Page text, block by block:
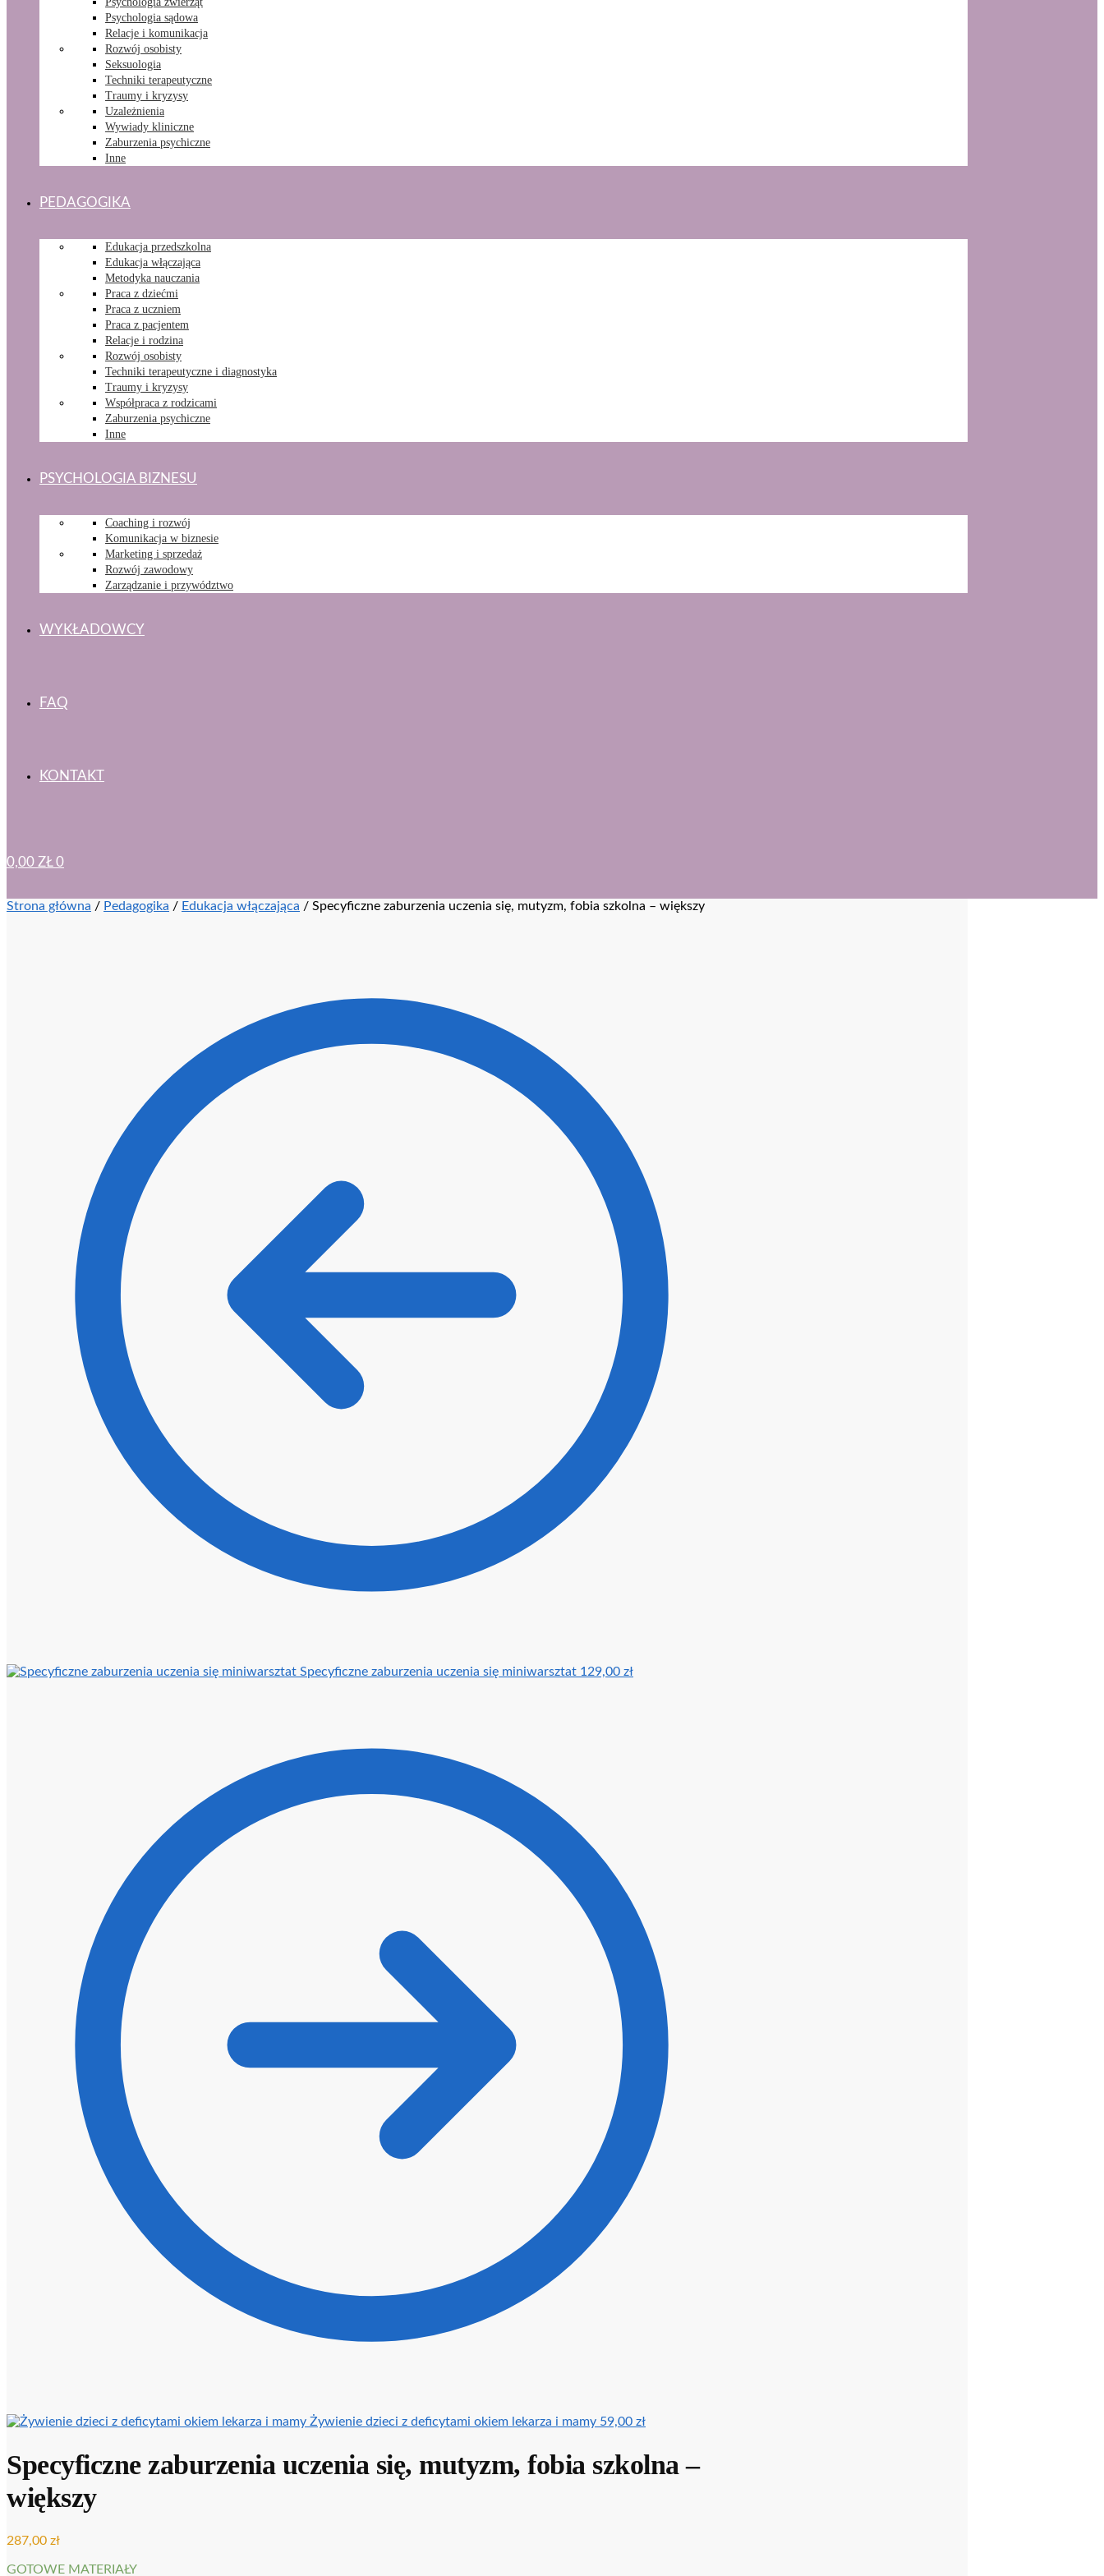
Psychologia sądowa
Relacje i komunikacja
Rozwój osobisty
Seksuologia
Techniki terapeutyczne
Traumy i kryzysy
Uzależnienia
Wywiady kliniczne
Zaburzenia psychiczne
Inne
PEDAGOGIKA
Edukacja przedszkolna
Edukacja włączająca
Metodyka nauczania
Praca z dziećmi
Praca z uczniem
Praca z pacjentem
Relacje i rodzina
Rozwój osobisty
Techniki terapeutyczne i diagnostyka
Traumy i kryzysy
Współpraca z rodzicami
Zaburzenia psychiczne
Inne
PSYCHOLOGIA BIZNESU
Coaching i rozwój
Komunikacja w biznesie
Marketing i sprzedaż
Rozwój zawodowy
Zarządzanie i przywództwo
WYKŁADOWCY
FAQ
KONTAKT
0,00 ZŁ 0
Strona główna / Pedagogika / Edukacja włączająca / Specyficzne zaburzenia uczenia się, mutyzm, fobia szkolna – większy
Specyficzne zaburzenia uczenia się miniwarsztat 129,00 zł
Żywienie dzieci z deficytami okiem lekarza i mamy 59,00 zł
Specyficzne zaburzenia uczenia się, mutyzm, fobia szkolna –
większy
287,00 zł
GOTOWE MATERIAŁY